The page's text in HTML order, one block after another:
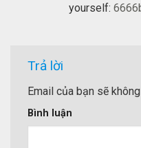
yourself:
Trả lời
Email của bạn sẽ
Bình luận